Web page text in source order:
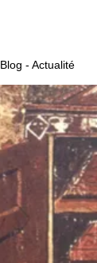
Blog - Actualité